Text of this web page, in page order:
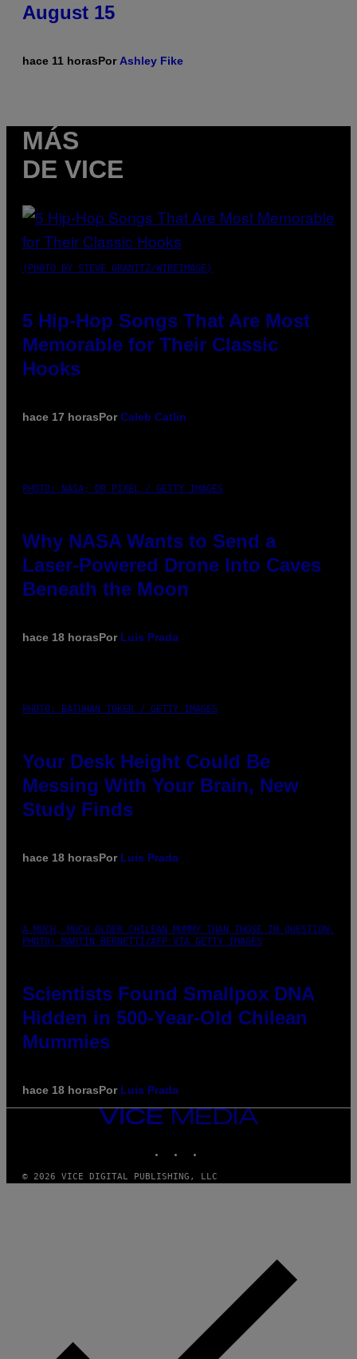
August 15
hace 11 horasPor Ashley Fike
MÁS
DE VICE
(PHOTO BY STEVE GRANITZ/WIREIMAGE)
5 Hip-Hop Songs That Are Most
Memorable for Their Classic
Hooks
hace 17 horasPorCaleb Catlin
PHOTO: NASA; DR PIXEL / GETTY IMAGES
Why NASA Wants to Send a
Laser-Powered Drone Into Caves
Beneath the Moon
hace 18 horasPor Luis Prada
PHOTO: BATUHAN TOKER / GETTY IMAGES
Your Desk Height Could Be
Messing With Your Brain, New
Study Finds
hace 18 horasPor Luis Prada
A MUCH, MUCH OLDER CHILEAN MUMMY THAN THOSE IN QUESTION.
PHOTO: MARTIN BERNETTI/AFP VIA GETTY IMAGES
Scientists Found Smallpox DNA
Hidden in 500-Year-Old Chilean
Mummies
hace 18 horasPor Luis Prada
VICE
MEDIA
© 2026 VICE DIGITAL PUBLISHING, LLC